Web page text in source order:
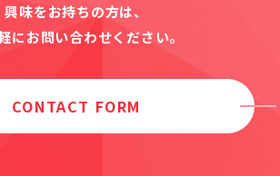
興味をお持ちの方は、
にお問い合わせください。
CONTACT FORM